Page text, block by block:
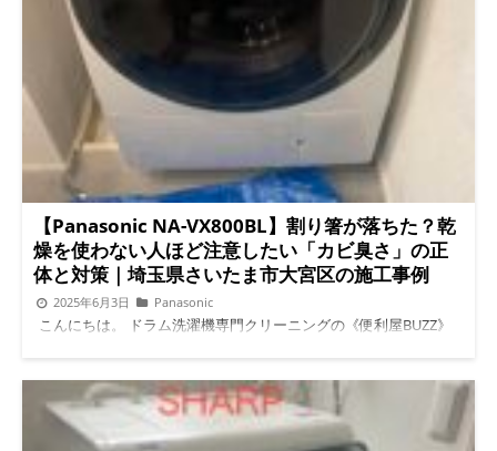
【Panasonic NA-VX800BL】割り箸が落ちた？乾
燥を使わない人ほど注意したい「カビ臭さ」の正
体と対策｜埼玉県さいたま市大宮区の施工事例
2025年6月3日 Panasonic
こんにちは。 ドラム洗濯機専門クリーニングの《便利屋BUZZ》
VX800BL。 「乾燥は雨の日だけ」「でも最近カビ臭くて…」とい
うお悩みで、点検すると“あるモノ”が内部に落ちていました。
Panasonic NA-VX800BLってどんな洗濯機？ PanasonicのNA-